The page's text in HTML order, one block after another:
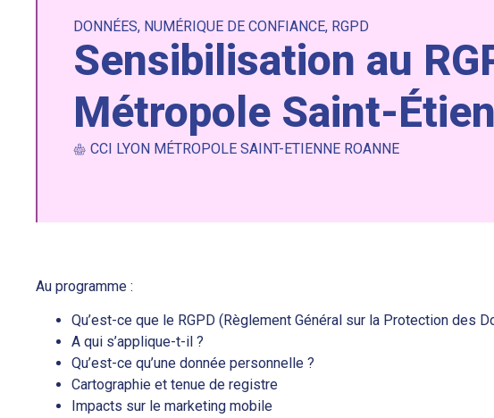
DONNÉES, NUMÉRIQUE DE CONFIANCE, RGPD
Sensibilisation au
Métropole Saint-
CCI LYON MÉTROPOLE SAINT-ETIENNE ROANNE
Au programme :
Qu’est-ce que le RGPD (Règlement Général sur la Protection des
A qui s’applique-t-il ?
Qu’est-ce qu’une donnée personnelle ?
Cartographie et tenue de registre
Impacts sur le marketing mobile